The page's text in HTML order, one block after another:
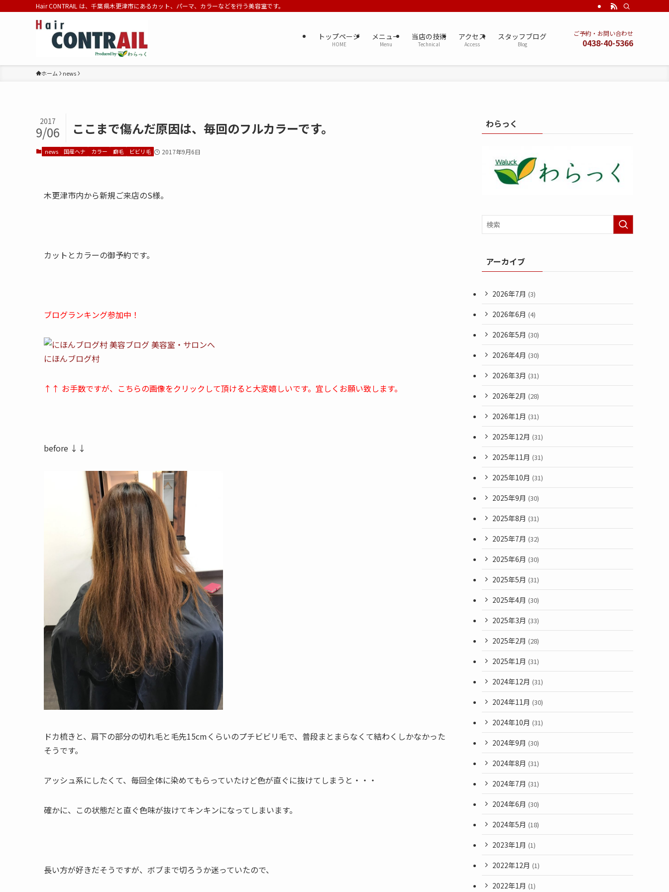
Hair CONTRAIL は、千葉県木更津市にあるカット、パーマ、カラーなどを行う美容室です。
トップページ
HOME
メニュー
Menu
当店の技術
Technical
アクセス
Access
スタッフブログ
Blog
ご予約・お問い合わせ
0438-40-5366
ホーム news
ここまで傷んだ原因は、毎回のフルカラーです。
2017
9/06
news 国産ヘナ カラー 癖毛 ビビリ毛 2017年9月6日
木更津市内から新規ご来店のS様。
カットとカラーの御予約です。
ブログランキング参加中！
にほんブログ村
↑↑ お手数ですが、こちらの画像をクリックして頂けると大変嬉しいです。宜しくお願い致します。
before ↓↓
ドカ梳きと、肩下の部分の切れ毛と毛先15cmくらいのプチビビリ毛で、普段まとまらなくて結わくしかなかった
そうです。
アッシュ系にしたくて、毎回全体に染めてもらっていたけど色が直ぐに抜けてしまうと・・・
確かに、この状態だと直ぐ色味が抜けてキンキンになってしまいます。
長い方が好きだそうですが、ボブまで切ろうか迷っていたので、
わらっく
アーカイブ
2026年7月 (3)
2026年6月 (4)
2026年5月 (30)
2026年4月 (30)
2026年3月 (31)
2026年2月 (28)
2026年1月 (31)
2025年12月 (31)
2025年11月 (31)
2025年10月 (31)
2025年9月 (30)
2025年8月 (31)
2025年7月 (32)
2025年6月 (30)
2025年5月 (31)
2025年4月 (30)
2025年3月 (33)
2025年2月 (28)
2025年1月 (31)
2024年12月 (31)
2024年11月 (30)
2024年10月 (31)
2024年9月 (30)
2024年8月 (31)
2024年7月 (31)
2024年6月 (30)
2024年5月 (18)
2023年1月 (1)
2022年12月 (1)
2022年1月 (1)